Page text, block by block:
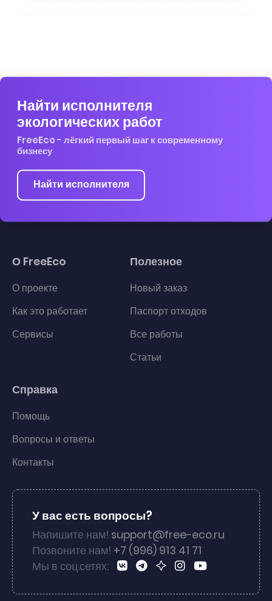
Найти исполнителя
экологических работ
FreeEco - лёгкий первый шаг к современному
бизнесу
Найти исполнителя
О FreeEco
О проекте
Как это работает
Сервисы
Полезное
Новый заказ
Паспорт отходов
Все работы
Статьи
Справка
Помощь
Вопросы и ответы
Контакты
У вас есть вопросы?
Напишите нам! support@free-eco.ru
Позвоните нам! +7 (996) 913 41 71
Мы в соц.сетях: